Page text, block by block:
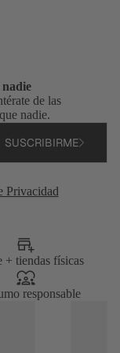
de las
nadie.
SUSCRIBIRME
Privacidad
+ tiendas físicas
responsable